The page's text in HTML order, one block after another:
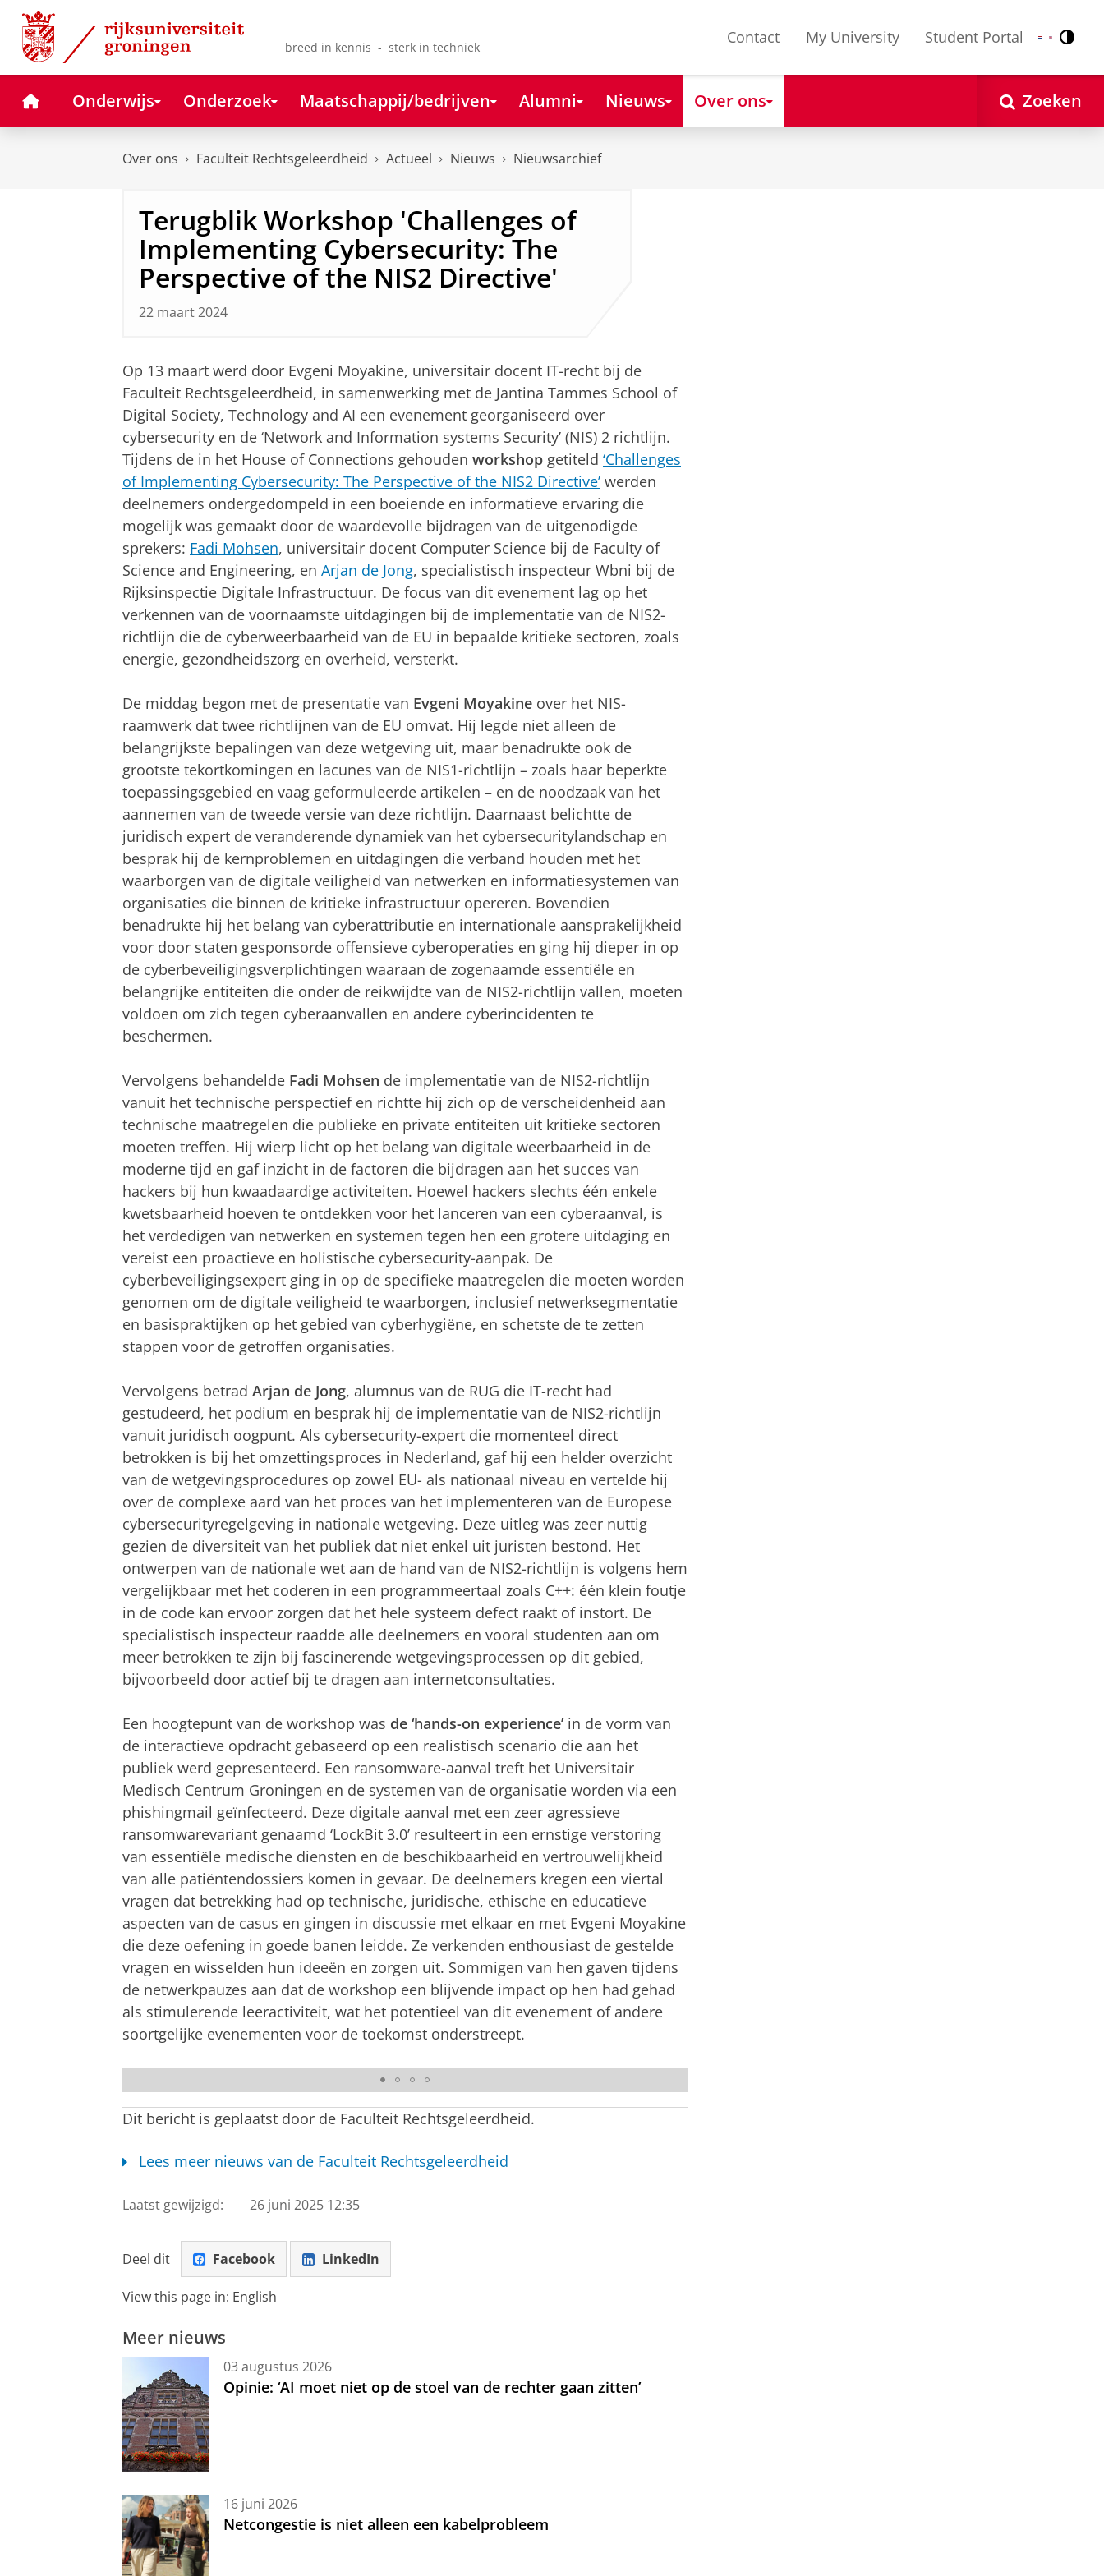
Skip
Content
Skip
Navigation
breed in kennis - sterk in techniek
Contact My University Student Portal Nederlands
English
HomeOnderwijs Onderzoek Maatschappij/bedrijven Alumni Nieuws Over ons Zoeken
Over ons Faculteit Rechtsgeleerdheid Actueel Nieuws Nieuwsarchief
Terugblik Workshop 'Challenges of
Implementing Cybersecurity: The
Perspective of the NIS2 Directive'
22 maart 2024
Op 13 maart werd door Evgeni Moyakine, universitair docent IT-recht bij de
Faculteit Rechtsgeleerdheid, in samenwerking met de Jantina Tammes School of
Digital Society, Technology and AI een evenement georganiseerd over
cybersecurity en de ‘Network and Information systems Security’ (NIS) 2 richtlijn.
Tijdens de in het House of Connections gehouden workshop getiteld ‘Challenges
of Implementing Cybersecurity: The Perspective of the NIS2 Directive’ werden
deelnemers ondergedompeld in een boeiende en informatieve ervaring die
mogelijk was gemaakt door de waardevolle bijdragen van de uitgenodigde
sprekers: Fadi Mohsen, universitair docent Computer Science bij de Faculty of
Science and Engineering, en Arjan de Jong, specialistisch inspecteur Wbni bij de
Rijksinspectie Digitale Infrastructuur. De focus van dit evenement lag op het
verkennen van de voornaamste uitdagingen bij de implementatie van de NIS2-
richtlijn die de cyberweerbaarheid van de EU in bepaalde kritieke sectoren, zoals
energie, gezondheidszorg en overheid, versterkt.
De middag begon met de presentatie van Evgeni Moyakine over het NIS-
raamwerk dat twee richtlijnen van de EU omvat. Hij legde niet alleen de
belangrijkste bepalingen van deze wetgeving uit, maar benadrukte ook de
grootste tekortkomingen en lacunes van de NIS1-richtlijn – zoals haar beperkte
toepassingsgebied en vaag geformuleerde artikelen – en de noodzaak van het
aannemen van de tweede versie van deze richtlijn. Daarnaast belichtte de
juridisch expert de veranderende dynamiek van het cybersecuritylandschap en
besprak hij de kernproblemen en uitdagingen die verband houden met het
waarborgen van de digitale veiligheid van netwerken en informatiesystemen van
organisaties die binnen de kritieke infrastructuur opereren. Bovendien
benadrukte hij het belang van cyberattributie en internationale aansprakelijkheid
voor door staten gesponsorde offensieve cyberoperaties en ging hij dieper in op
de cyberbeveiligingsverplichtingen waaraan de zogenaamde essentiële en
belangrijke entiteiten die onder de reikwijdte van de NIS2-richtlijn vallen, moeten
voldoen om zich tegen cyberaanvallen en andere cyberincidenten te
beschermen.
Vervolgens behandelde Fadi Mohsen de implementatie van de NIS2-richtlijn
vanuit het technische perspectief en richtte hij zich op de verscheidenheid aan
technische maatregelen die publieke en private entiteiten uit kritieke sectoren
moeten treffen. Hij wierp licht op het belang van digitale weerbaarheid in de
moderne tijd en gaf inzicht in de factoren die bijdragen aan het succes van
hackers bij hun kwaadaardige activiteiten. Hoewel hackers slechts één enkele
kwetsbaarheid hoeven te ontdekken voor het lanceren van een cyberaanval, is
het verdedigen van netwerken en systemen tegen hen een grotere uitdaging en
vereist een proactieve en holistische cybersecurity-aanpak. De
cyberbeveiligingsexpert ging in op de specifieke maatregelen die moeten worden
genomen om de digitale veiligheid te waarborgen, inclusief netwerksegmentatie
en basispraktijken op het gebied van cyberhygiëne, en schetste de te zetten
stappen voor de getroffen organisaties.
Vervolgens betrad Arjan de Jong, alumnus van de RUG die IT-recht had
gestudeerd, het podium en besprak hij de implementatie van de NIS2-richtlijn
vanuit juridisch oogpunt. Als cybersecurity-expert die momenteel direct
betrokken is bij het omzettingsproces in Nederland, gaf hij een helder overzicht
van de wetgevingsprocedures op zowel EU- als nationaal niveau en vertelde hij
over de complexe aard van het proces van het implementeren van de Europese
cybersecurityregelgeving in nationale wetgeving. Deze uitleg was zeer nuttig
gezien de diversiteit van het publiek dat niet enkel uit juristen bestond. Het
ontwerpen van de nationale wet aan de hand van de NIS2-richtlijn is volgens hem
vergelijkbaar met het coderen in een programmeertaal zoals C++: één klein foutje
in de code kan ervoor zorgen dat het hele systeem defect raakt of instort. De
specialistisch inspecteur raadde alle deelnemers en vooral studenten aan om
meer betrokken te zijn bij fascinerende wetgevingsprocessen op dit gebied,
bijvoorbeeld door actief bij te dragen aan internetconsultaties.
Een hoogtepunt van de workshop was de ‘hands-on experience’in de vorm van
de interactieve opdracht gebaseerd op een realistisch scenario die aan het
publiek werd gepresenteerd. Een ransomware-aanval treft het Universitair
Medisch Centrum Groningen en de systemen van de organisatie worden via een
phishingmail geïnfecteerd. Deze digitale aanval met een zeer agressieve
ransomwarevariant genaamd ‘LockBit 3.0’ resulteert in een ernstige verstoring
van essentiële medische diensten en de beschikbaarheid en vertrouwelijkheid
van alle patiëntendossiers komen in gevaar. De deelnemers kregen een viertal
vragen dat betrekking had op technische, juridische, ethische en educatieve
aspecten van de casus en gingen in discussie met elkaar en met Evgeni Moyakine
die deze oefening in goede banen leidde. Ze verkenden enthousiast de gestelde
vragen en wisselden hun ideeën en zorgen uit. Sommigen van hen gaven tijdens
de netwerkpauzes aan dat de workshop een blijvende impact op hen had gehad
als stimulerende leeractiviteit, wat het potentieel van dit evenement of andere
soortgelijke evenementen voor de toekomst onderstreept.
Dit bericht is geplaatst door de Faculteit Rechtsgeleerdheid.
Lees meer nieuws van de Faculteit Rechtsgeleerdheid
Laatst gewijzigd: 26 juni 2025 12:35
Deel dit Facebook LinkedIn
View this page in: English
Meer nieuws
03 augustus 2026
Opinie: ‘AI moet niet op de stoel van de rechter gaan zitten’
16 juni 2026
Netcongestie is niet alleen een kabelprobleem